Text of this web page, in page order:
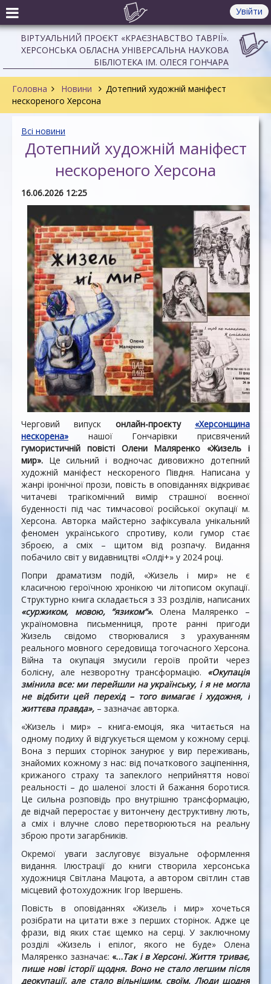
Увійти
ВІРТУАЛЬНИЙ ПРОЄКТ «КРАЄЗНАВСТВО ТАВРІЇ».
ХЕРСОНСЬКА ОБЛАСНА УНІВЕРСАЛЬНА НАУКОВА
БІБЛІОТЕКА ІМ. ОЛЕСЯ ГОНЧАРА
Головна Новини
Дотепний художній маніфест
нескореного Херсона
Всі новини
Дотепний художній маніфест
нескореного Херсона
16.06.2026 12:25
Черговий випуск онлайн-проєкту «Херсонщина
нескорена» нашої Гончарівки присвячений
гумористичній повісті Олени Маляренко «Жизель і
мир». Це сильний і водночас дивовижно дотепний
художній маніфест нескореного Півдня. Написана у
жанрі іронічної прози, повість в оповіданнях відкриває
читачеві трагікомічний вимір страшної воєнної
буденності під час тимчасової російської окупації м.
Херсона. Авторка майстерно зафіксувала унікальний
феномен українського спротиву, коли гумор стає
зброєю, а сміх – щитом від розпачу. Видання
побачило світ у видавництві «Олді+» у 2024 році.
Попри драматизм подій, «Жизель і мир» не є
класичною героїчною хронікою чи літописом окупації.
Структурно книга складається з 33 розділів, написаних
«суржиком, мовою, “язиком“». Олена Маляренко –
україномовна письменниця, проте ранні пригоди
Жизель свідомо створювалися з урахуванням
реального мовного середовища тогочасного Херсона.
Війна та окупація змусили героїв пройти через
болісну, але незворотну трансформацію. «Окупація
змінила все: ми перейшли на українську, і я не могла
не відбити цей перехід – того вимагає і художня, і
життєва правда», – зазначає авторка.
«Жизель і мир» – книга-емоція, яка читається на
одному подиху й відгукується щемом у кожному серці.
Вона з перших сторінок занурює у вир переживань,
знайомих кожному з нас: від початкового заціпеніння,
крижаного страху та запеклого неприйняття нової
реальності – до шаленої злості й бажання боротися.
Це сильна розповідь про внутрішню трансформацію,
де відчай переростає у витончену деструктивну лють,
а сміх і влучне слово перетворюються на реальну
зброю проти загарбників.
Окремої уваги заслуговує візуальне оформлення
видання. Ілюстрації до книги створила херсонська
художниця Світлана Мацюта, а автором світлин став
місцевий фотохудожник Ігор Івершень.
Повість в оповіданнях «Жизель і мир» хочеться
розібрати на цитати вже з перших сторінок. Адже це
фрази, від яких стає щемко на серці. У заключному
розділі «Жизель і епілог, якого не буде» Олена
Маляренко зазначає: «…Так і в Херсоні. Життя триває,
пише нові історії щодня. Воно не стало легшим після
деокупації, але стало вільнішим, своїм. Люди щодня